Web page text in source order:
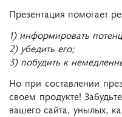
Презентация помогает
1) информировать
2) убедить его;
3) побудить к
Но при составлении
своем продукте!
вашего сайта, унылых,